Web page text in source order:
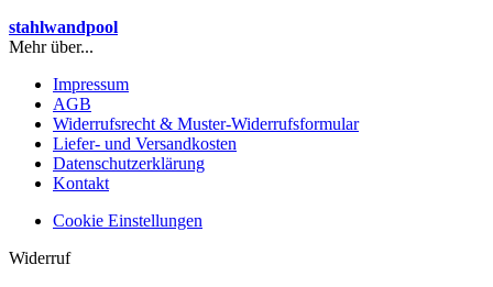
stahlwandpool
Mehr über...
Impressum
AGB
Widerrufsrecht & Muster-Widerrufsformular
Liefer- und Versandkosten
Datenschutzerklärung
Kontakt
Cookie Einstellungen
Widerruf